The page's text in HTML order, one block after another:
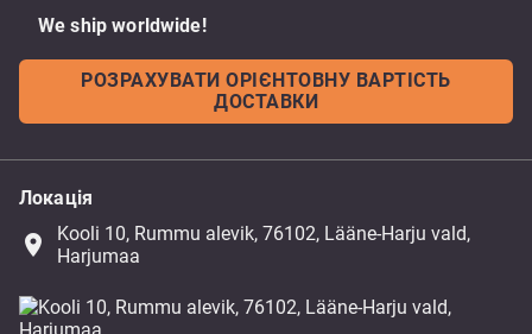
We ship worldwide!
РОЗРАХУВАТИ ОРІЄНТОВНУ ВАРТІСТЬ
ДОСТАВКИ
Локація
place
Kooli 10, Rummu alevik, 76102, Lääne-Harju vald,
Harjumaa